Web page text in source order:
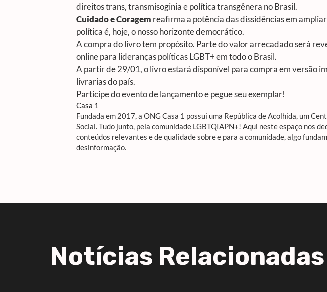
direitos trans, transmisoginia e política transgênera no Brasil.
Cuidado e Coragem reafirma a potência das dissidências em
política é, hoje, o nosso horizonte democrático.
A compra do livro tem propósito. Parte do valor arrecadado será
online para lideranças políticas LGBT+ em todo o Brasil.
A partir de 29/01, o livro estará disponível para compra em versão
livrarias do país.
Participe do evento de lançamento e pegue seu exemplar!
Casa 1
Fundada em 2017, a ONG Casa 1 possui uma República de Acolhida, um
Social. Tudo junto, pela comunidade LGBTQIAPN+! Aqui neste espaço nos
conteúdos relevantes e de qualidade sobre e para a comunidade, algo
desinformação.
Notícias Relacionadas